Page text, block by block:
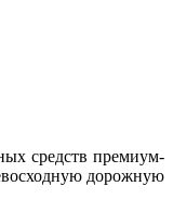
средств премиум-
дорожную